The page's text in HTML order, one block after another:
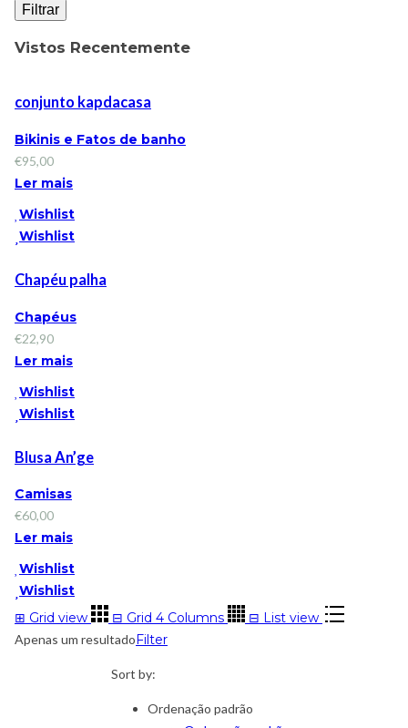
Filtrar
Vistos Recentemente
conjunto kapdacasa
Bikinis e Fatos de banho
€95,00
Ler mais
Wishlist
Wishlist
Chapéu palha
Chapéus
€22,90
Ler mais
Wishlist
Wishlist
Blusa An’ge
Camisas
€60,00
Ler mais
Wishlist
Wishlist
⊞ Grid view ⊟ Grid 4 Columns ⊟ List view
Apenas um resultadoFilter
Sort by:
Ordenação padrão